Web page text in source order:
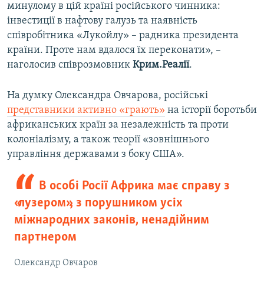
минулому в цій країні російського чинника:
інвестиції в нафтову галузь та наявність
співробітника «Лукойлу» – радника президента
країни. Проте нам вдалося їх переконати», –
наголосив співрозмовник Крим.Реалії.
На думку Олександра Овчарова, російські
представники активно «грають» на історії боротьби
африканських країн за незалежність та проти
колоніалізму, а також теорії «зовнішнього
управління державами з боку США».
В особі Росії Африка має справу з
«лузером», з порушником усіх
міжнародних законів, ненадійним
партнером
Олександр Овчаров